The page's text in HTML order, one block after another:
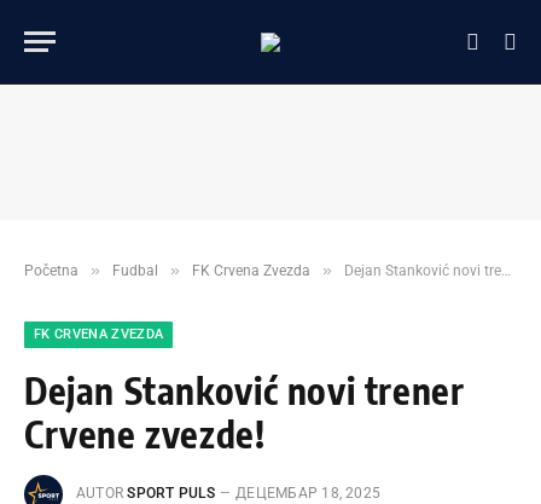
Početna » Fudbal » FK Crvena Zvezda » Dejan Stanković novi trener Crvene zvezde!
FK CRVENA ZVEZDA
Dejan Stanković novi trener
Crvene zvezde!
AUTOR SPORT PULS ДЕЦЕМБАР 18, 2025